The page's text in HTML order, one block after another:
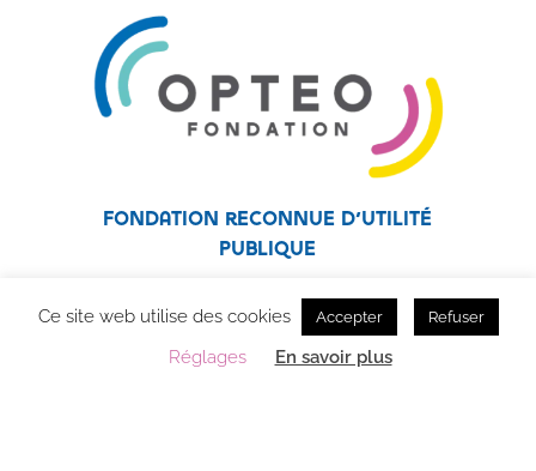
Fondation reconnue d’utilité
publique
Ce site web utilise des cookies Accepter Refuser
Réglages En savoir plus